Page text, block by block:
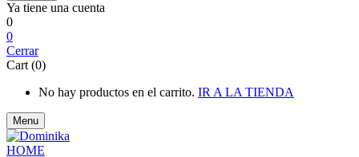
Ya tiene una cuenta
0
0
Cerrar
Cart (0)
No hay productos en el carrito. IR A LA TIENDA
Menu